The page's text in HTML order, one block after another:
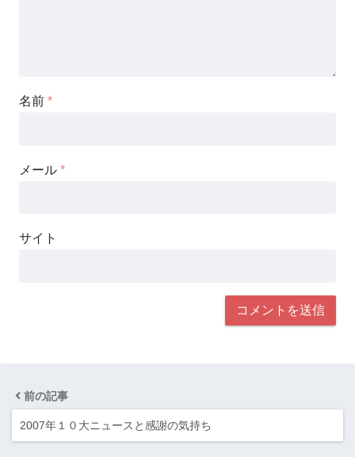
名前 *
メール *
サイト
前の記事
2007年１０大ニュースと感謝の気持ち